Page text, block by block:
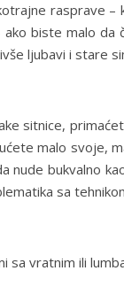
rasprave –
ako biste malo
ljubavi i stare
sitnice,
malo svoje,
nude bukvalno
sa
sa vratnim ili